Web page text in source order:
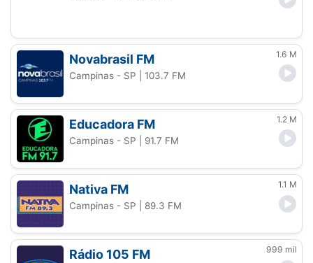
Novabrasil FM 1.6 M
Campinas - SP | 103.7 FM
Educadora FM 1.2 M
Campinas - SP | 91.7 FM
Nativa FM 1.1 M
Campinas - SP | 89.3 FM
Rádio 105 FM 999 mil